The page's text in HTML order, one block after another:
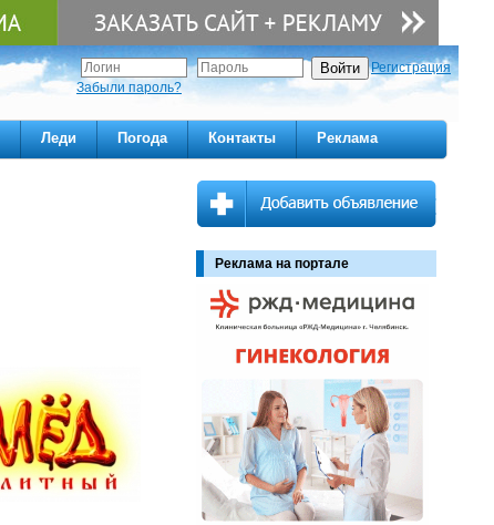
Регистрация
Забыли пароль?
Леди Погода Контакты Реклама
Реклама на портале